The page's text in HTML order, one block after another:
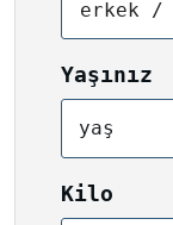
erkek /
Yaşınız
yaş
Kilo